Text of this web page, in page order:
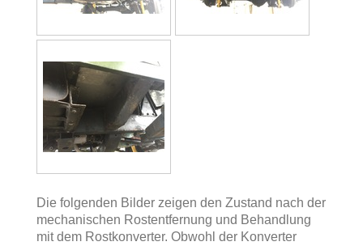
Die folgenden Bilder zeigen den Zustand nach der
mechanischen Rostentfernung und Behandlung
mit dem Rostkonverter. Obwohl der Konverter